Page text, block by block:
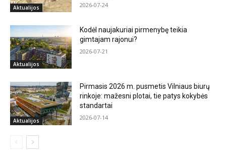
Aktualijos 2026-07-24
Aktualijos
Kodėl naujakuriai pirmenybę teikia
gimtajam rajonui?
2026-07-21
Aktualijos
Pirmasis 2026 m. pusmetis Vilniaus biurų
rinkoje: mažesni plotai, tie patys kokybės
standartai
2026-07-14